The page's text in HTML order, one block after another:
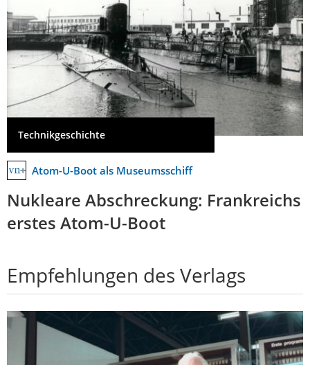
Technikgeschichte
Atom-U-Boot als Museumsschiff
Nukleare Abschreckung: Frankreichs
erstes Atom-U-Boot
Empfehlungen des Verlags